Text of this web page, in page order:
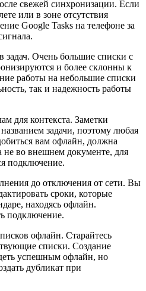
свежей синхронизации. Если
или в зоне отсутствия
Google Tasks на телефоне за
задач. Очень большие списки с
и более склонны к
работы на небольшие списки
так и надежность работы
для контекста. Заметки
задачи, поэтому любая
вам офлайн, должна
не во внешнем документе, для
подключение.
до отключения от сети. Вы
сроки, которые
находясь офлайн.
подключение.
офлайн. Старайтесь
списки. Создание
успешным офлайн, но
дубликат при